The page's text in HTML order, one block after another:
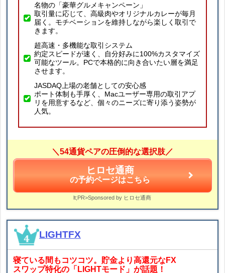
名物の「豪華グルメキャンペーン」
取引量に応じて、高級肉やオリジナルカレーが毎月
届く。モチベーションを維持しながら楽しく取引で
きます。
超高速・多機能な取引システム
約定スピードが速く、自分好みに100%カスタマイズ
可能なツール。PCで本格的に向き合いたい層を満足
させます。
JASDAQ上場の老舗としての安心感
ポート体制も手厚く、Macユーザー専用の取引アプ
リを用意するなど、個々のニーズに寄り添う姿勢が
人気。
＼54通貨ペアの圧倒的な選択肢／
ヒロセ通商
の予約ページはこちら
lt;PR>Sponsored by ヒロセ通商
LIGHTFX
寝ている間もコツコツ。貯金より高還元なFX
スワップ特化の「LIGHTモード」が話題！